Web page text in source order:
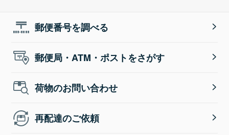
郵便番号を調べる
郵便局・ATM・ポストをさがす
荷物のお問い合わせ
再配達のご依頼